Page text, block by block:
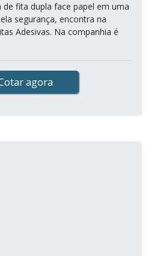
fita dupla face papel em uma
segurança, encontra na
Adesivas. Na companhia é
agora